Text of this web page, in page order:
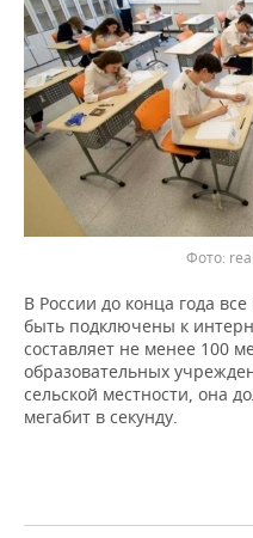
ХОККЕЙ С МЯЧОМ
ПРОИСШЕСТВИЯ
Фото:
В России до конца года
быть подключены к
составляет не менее 100
образовательных
сельской местности, она
мегабит в секунду.